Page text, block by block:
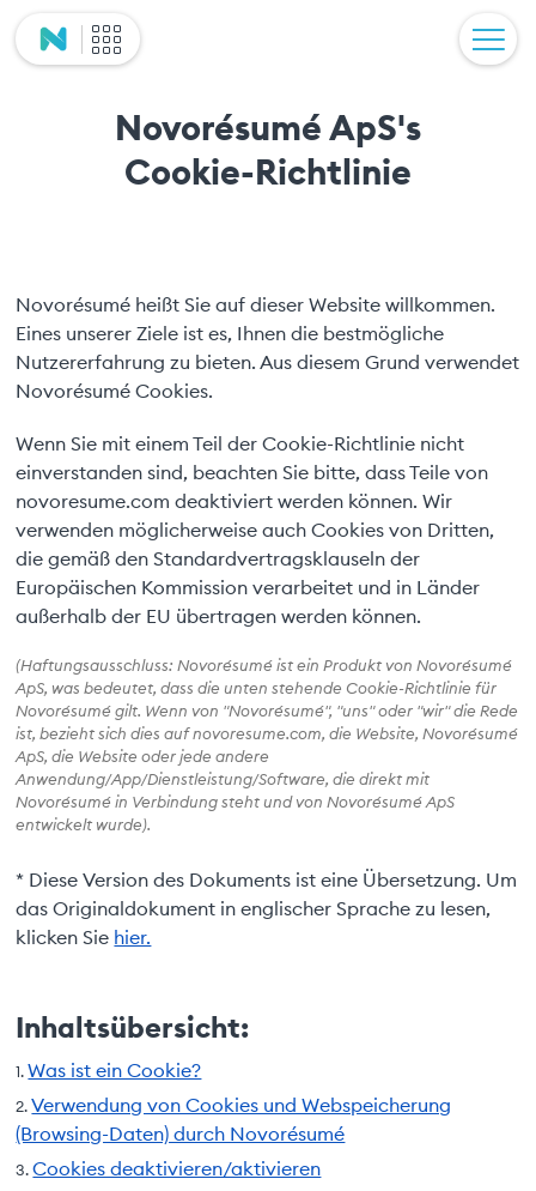
Novorésumé ApS's
Cookie-Richtlinie
Novorésumé heißt Sie auf dieser Website willkommen.
Eines unserer Ziele ist es, Ihnen die bestmögliche
Nutzererfahrung zu bieten. Aus diesem Grund verwendet
Novorésumé Cookies.
Wenn Sie mit einem Teil der Cookie-Richtlinie nicht
einverstanden sind, beachten Sie bitte, dass Teile von
novoresume.com deaktiviert werden können. Wir
verwenden möglicherweise auch Cookies von Dritten,
die gemäß den Standardvertragsklauseln der
Europäischen Kommission verarbeitet und in Länder
außerhalb der EU übertragen werden können.
(Haftungsausschluss: Novorésumé ist ein Produkt von Novorésumé
ApS, was bedeutet, dass die unten stehende Cookie-Richtlinie für
Novorésumé gilt. Wenn von "Novorésumé", "uns" oder "wir" die Rede
ist, bezieht sich dies auf novoresume.com, die Website, Novorésumé
ApS, die Website oder jede andere
Anwendung/App/Dienstleistung/Software, die direkt mit
Novorésumé in Verbindung steht und von Novorésumé ApS
entwickelt wurde).
* Diese Version des Dokuments ist eine Übersetzung. Um
das Originaldokument in englischer Sprache zu lesen,
klicken Sie hier.
Inhaltsübersicht:
Was ist ein Cookie?
Verwendung von Cookies und Webspeicherung
(Browsing-Daten) durch Novorésumé
Cookies deaktivieren/aktivieren